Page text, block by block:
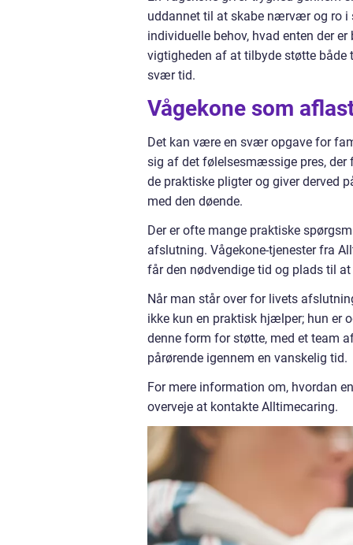
uddannet til at skabe nærvær og ro i
individuelle behov, hvad enten der
vigtigheden af at tilbyde støtte både
svær tid.
Vågekone som
Det kan være en svær opgave for
sig af det følelsesmæssige pres, der
de praktiske pligter og giver derved
med den døende.
Der er ofte mange praktiske
afslutning. Vågekone-tjenester fra
får den nødvendige tid og plads til
Når man står over for livets
ikke kun en praktisk hjælper; hun
denne form for støtte, med et team
pårørende igennem en vanskelig tid.
For mere information om, hvordan
overveje at kontakte Alltimecaring.